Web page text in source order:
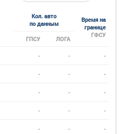
Кол. авто
по данным
Время на
границе
ГФСУ
ГПСУ ЛОГА
- - -
- - -
- - -
- - -
- - -